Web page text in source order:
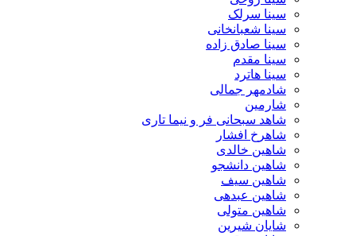
سینا سرلک
سینا شعبانخانی
سینا صادق زاده
سینا مقدم
سینا هاترد
شادمهر جمالی
شارمین
شاهد سبحانی فر و نیما تاری
شاهرخ افشار
شاهین خالدی
شاهین دانشجو
شاهین سیف
شاهین عبدهی
شاهین متولی
شایان شیرین